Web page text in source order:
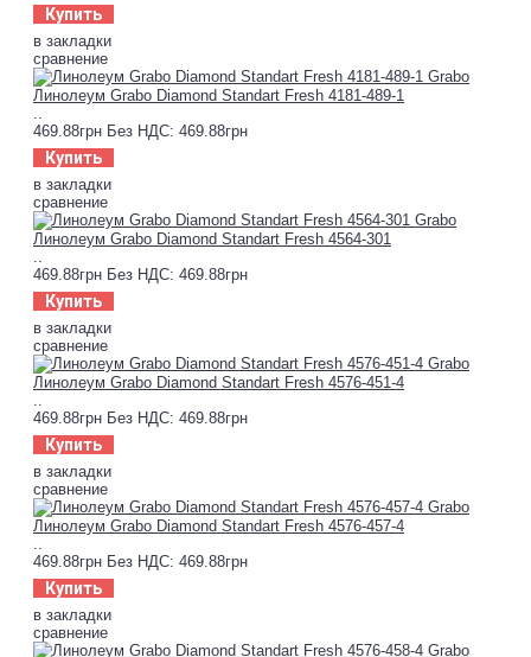
Купить
в закладки
сравнение
Линолеум Grabo Diamond Standart Fresh 4181-489-1
469.88грн Без НДС: 469.88грн
Купить
в закладки
сравнение
Линолеум Grabo Diamond Standart Fresh 4564-301
469.88грн Без НДС: 469.88грн
Купить
в закладки
сравнение
Линолеум Grabo Diamond Standart Fresh 4576-451-4
469.88грн Без НДС: 469.88грн
Купить
в закладки
сравнение
Линолеум Grabo Diamond Standart Fresh 4576-457-4
469.88грн Без НДС: 469.88грн
Купить
в закладки
сравнение